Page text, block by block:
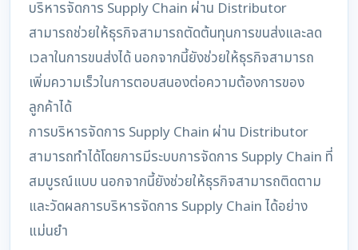
บริหารจัดการ Supply Chain ผ่าน Distributor
สามารถช่วยให้ธุรกิจสามารถตัดต้นทุนการขนส่งและลด
เวลาในการขนส่งได้ นอกจากนี้ยังช่วยให้ธุรกิจสามารถ
เพิ่มความเร็วในการตอบสนองต่อความต้องการของ
ลูกค้าได้
การบริหารจัดการ Supply Chain ผ่าน Distributor
สามารถทำได้โดยการมีระบบการจัดการ Supply Chain ที่
สมบูรณ์แบบ นอกจากนี้ยังช่วยให้ธุรกิจสามารถติดตาม
และวัดผลการบริหารจัดการ Supply Chain ได้อย่าง
แม่นยำ